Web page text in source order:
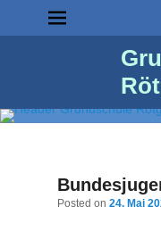
Posted on 24. Mai